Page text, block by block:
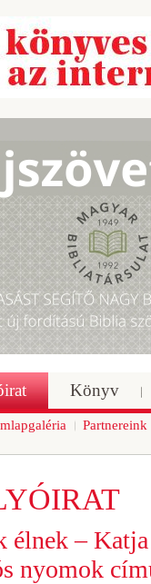
Könyv
Partnereink
élnek –
nyomok